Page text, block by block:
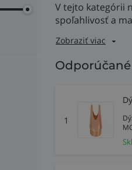
V tejto kategórii
spoľahlivosť a
Zobraziť viac
1